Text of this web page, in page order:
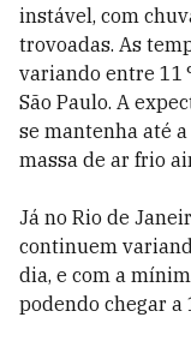
instável, com
trovoadas. As
variando entre 11
São Paulo. A
se mantenha até
massa de ar frio
Já no Rio de
continuem
dia, e com a
podendo chegar a